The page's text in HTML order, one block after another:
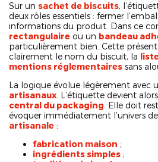
Sur un sachet de biscuits,
deux rôles essentiels : fermer
informations du produit. Dans ce
rectangulaire ou un bandeau
particulièrement bien. Cette
clairement le nom du biscuit, la
mentions réglementaires sans
La logique évolue légèrement avec
artisanaux . L’étiquette devient
central du packaging . Elle doit
évoquer immédiatement l’univers
artisanale :
fabrication maison ;
ingrédients simples ;